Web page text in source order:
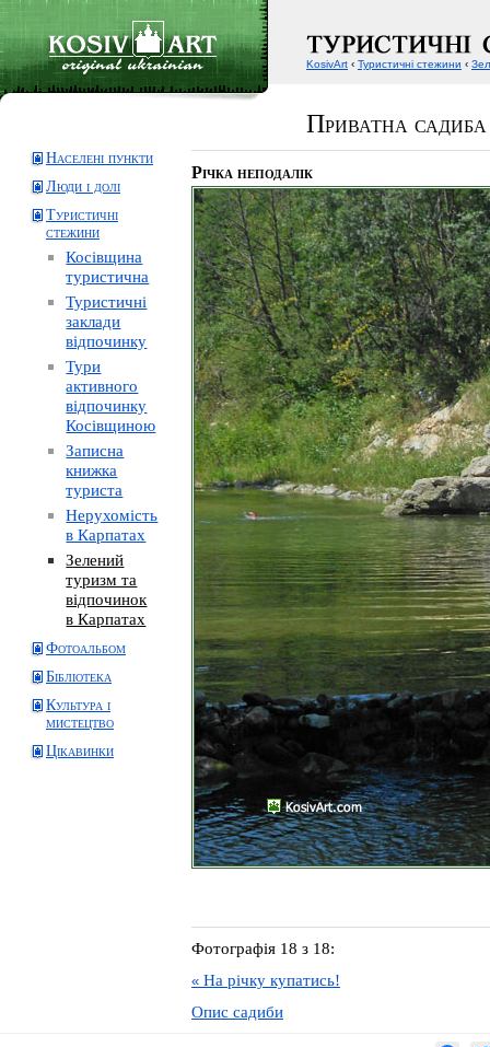
Приватна
Населені пункти
Люди і долі
Туристичні
стежини
Косівщина
туристична
Туристичні
заклади
відпочинку
Тури
активного
відпочинку
Косівщиною
Записна
книжка
туриста
Нерухомість
в Карпатах
Зелений
туризм та
відпочинок
в Карпатах
Фотоальбом
Бібліотека
Культура і
мистецтво
Цікавинки
Річка неподалік
Фотографія 18 з 18:
« На річку купатись!
Опис садиби
KosivArt ‹ Туристичні стежини ‹